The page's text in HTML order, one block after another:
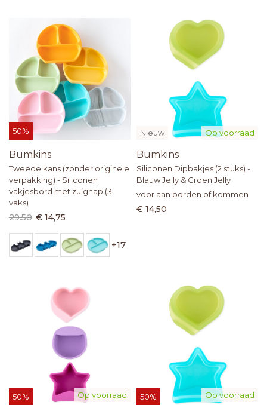
50%
Bumkins
Tweede kans (zonder originele
verpakking) - Siliconen
vakjesbord met zuignap (3
vaks)
29.50 € 14,75
+17
Op voorraad
Nieuw
Bumkins
Siliconen Dipbakjes (2 stuks) -
Blauw Jelly & Groen Jelly
voor aan borden of kommen
€ 14,50
Op voorraad
50% Op voorraad
50%